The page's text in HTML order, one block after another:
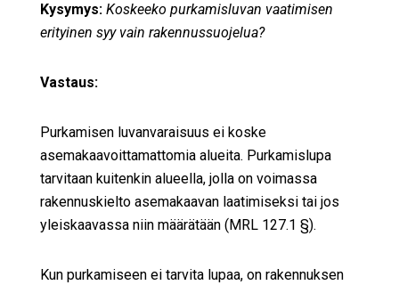
Kysymys:Koskeeko purkamisluvan vaatimisen
erityinen syy vain rakennussuojelua?
Vastaus:
Purkamisen luvanvaraisuus ei koske
asemakaavoittamattomia alueita. Purkamislupa
tarvitaan kuitenkin alueella, jolla on voimassa
rakennuskielto asemakaavan laatimiseksi tai jos
yleiskaavassa niin määrätään (MRL 127.1 §).
Kun purkamiseen ei tarvita lupaa, on rakennuksen